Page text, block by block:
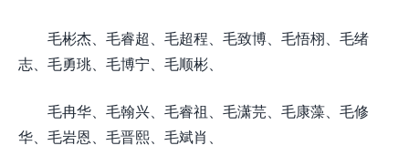
毛彬杰、毛睿超、毛超程、毛致博、毛悟栩、毛绪
志、毛勇珧、毛博宁、毛顺彬、
毛冉华、毛翰兴、毛睿祖、毛潇芫、毛康藻、毛修
华、毛岩恩、毛晋熙、毛斌肖、